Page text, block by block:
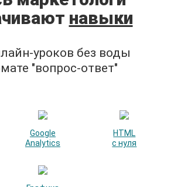
навыки
уроков без воды
"вопрос-ответ"
Google
Analytics
HTML
с нуля